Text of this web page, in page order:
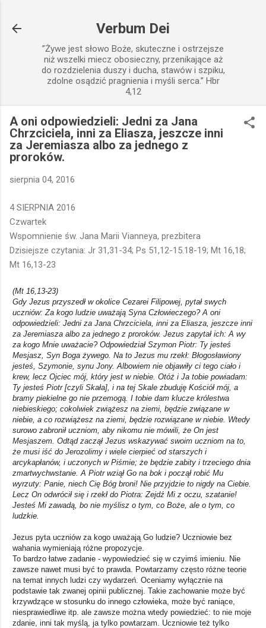
Verbum Dei
”Żywe jest słowo Boże, skuteczne i ostrzejsze
niż wszelki miecz obosieczny, przenikające aż
do rozdzielenia duszy i ducha, stawów i szpiku,
zdolne osądzić pragnienia i myśli serca.” Hbr
4,12
A oni odpowiedzieli: Jedni za Jana
Chrzciciela, inni za Eliasza, jeszcze inni
za Jeremiasza albo za jednego z
proroków.
sierpnia 04, 2016
4 SIERPNIA 2016
Czwartek
Wspomnienie św. Jana Marii Vianneya, prezbitera
Dzisiejsze czytania: Jr 31,31-34; Ps 51,12-15.18-19; Mt 16,18;
Mt 16,13-23
(Mt 16,13-23)
Gdy Jezus przyszedł w okolice Cezarei Filipowej, pytał swych
uczniów: Za kogo ludzie uważają Syna Człowieczego? A oni
odpowiedzieli: Jedni za Jana Chrzciciela, inni za Eliasza, jeszcze inni
za Jeremiasza albo za jednego z proroków. Jezus zapytał ich: A wy
za kogo Mnie uważacie? Odpowiedział Szymon Piotr: Ty jesteś
Mesjasz, Syn Boga żywego. Na to Jezus mu rzekł: Błogosławiony
jesteś, Szymonie, synu Jony. Albowiem nie objawiły ci tego ciało i
krew, lecz Ojciec mój, który jest w niebie. Otóż i Ja tobie powiadam:
Ty jesteś Piotr [czyli Skała], i na tej Skale zbuduję Kościół mój, a
bramy piekielne go nie przemogą. I tobie dam klucze królestwa
niebieskiego; cokolwiek zwiążesz na ziemi, będzie związane w
niebie, a co rozwiążesz na ziemi, będzie rozwiązane w niebie. Wtedy
surowo zabronił uczniom, aby nikomu nie mówili, że On jest
Mesjaszem. Odtąd zaczął Jezus wskazywać swoim uczniom na to,
że musi iść do Jerozolimy i wiele cierpieć od starszych i
arcykapłanów, i uczonych w Piśmie; że będzie zabity i trzeciego dnia
zmartwychwstanie. A Piotr wziął Go na bok i począł robić Mu
wyrzuty: Panie, niech Cię Bóg broni! Nie przyjdzie to nigdy na Ciebie.
Lecz On odwrócił się i rzekł do Piotra: Zejdź Mi z oczu, szatanie!
Jesteś Mi zawadą, bo nie myślisz o tym, co Boże, ale o tym, co
ludzkie.
Jezus pyta uczniów za kogo uważają Go ludzie? Uczniowie bez
wahania wymieniają różne propozycje.
To bardzo łatwe zadanie - wypowiedzieć się w czyimś imieniu. Nie
zawsze nawet musi być to prawda. Powtarzamy często różne teorie
na temat innych ludzi czy wydarzeń. Oceniamy wyłącznie na
podstawie tak zwanej opinii publicznej. Takie zachowanie może być
krzywdzące w stosunku do innego człowieka, może być raniące,
niesprawiedliwe itp. ale zawsze można wtedy powiedzieć: to nie moje
zdanie, inni tak myślą, ja tylko powtarzam. Uczniowie też tylko